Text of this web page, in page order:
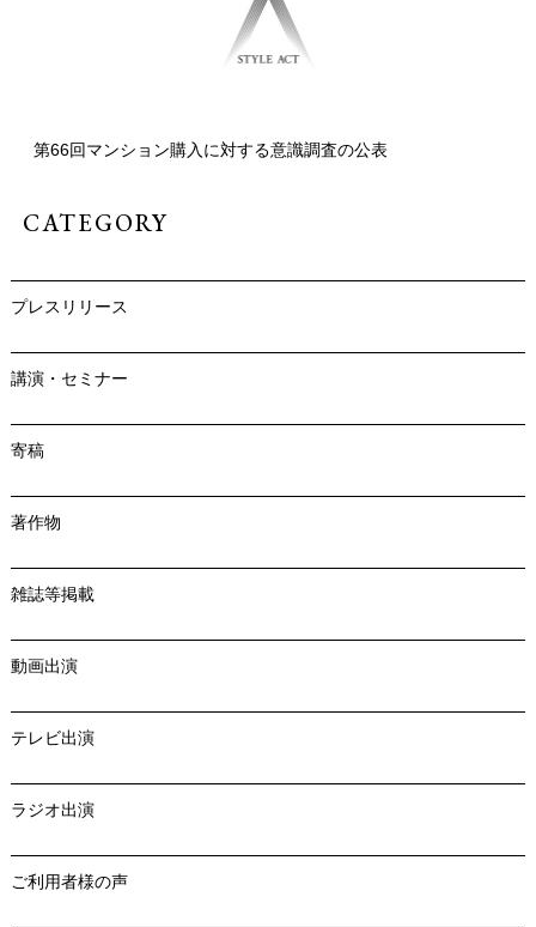
第66回マンション購入に対する意識調査の公表
CATEGORY
プレスリリース
講演・セミナー
寄稿
著作物
雑誌等掲載
動画出演
テレビ出演
ラジオ出演
ご利用者様の声